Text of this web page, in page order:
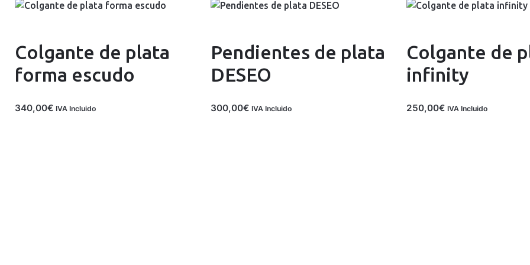
Colgante de plata
forma escudo
340,00€ IVA Incluido
Pendientes de plata
DESEO
300,00€ IVA Incluido
Colgante de
infinity
250,00€ IVA Incluido